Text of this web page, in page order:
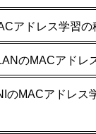
アドレス学習
のMACアドレ
のMACアドレス